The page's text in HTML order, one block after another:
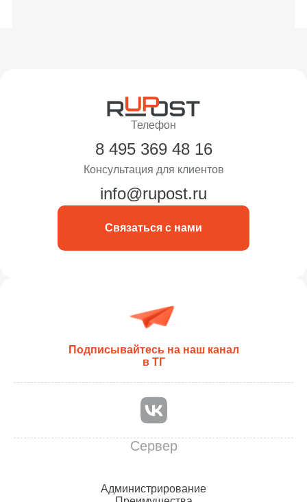
Телефон
8 495 369 48 16
Консультация для клиентов
info@rupost.ru
Связаться с нами
Подписывайтесь на наш канал
в ТГ
Сервер
Администрирование